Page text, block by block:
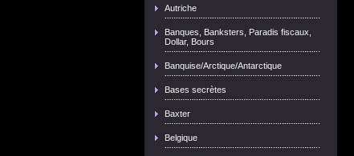
Autriche
Banques, Banksters, Paradis fiscaux,
Dollar, Bours
Banquise/Arctique/Antarctique
Bases secrètes
Baxter
Belgique